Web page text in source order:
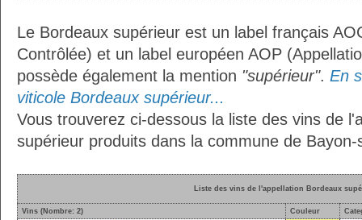
Le Bordeaux supérieur est un label français
Contrôlée) et un label européen AOP
possède également la mention "supérieur". En
viticole Bordeaux supérieur...
Vous trouverez ci-dessous la liste des vins de
supérieur produits dans la commune de
Liste des vins de l'appellation Bordeaux
Vins (Nombre: 2) Couleur